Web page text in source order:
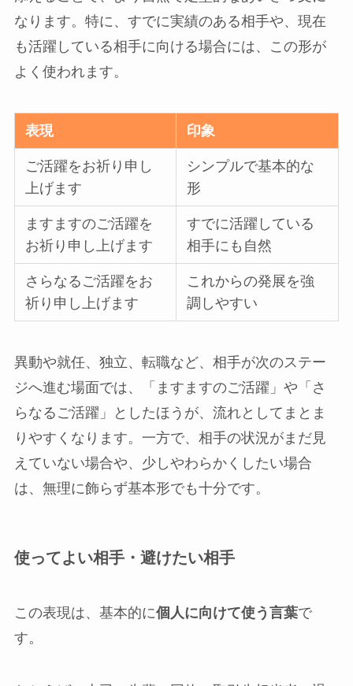
なります。特に、すでに実績のある相手や、現在
も活躍している相手に向ける場合には、この形が
よく使われます。
表現 印象
ご活躍をお祈り申し
上げます
シンプルで基本的な
形
ますますのご活躍を
お祈り申し上げます
すでに活躍している
相手にも自然
さらなるご活躍をお
祈り申し上げます
これからの発展を強
調しやすい
異動や就任、独立、転職など、相手が次のステー
ジへ進む場面では、「ますますのご活躍」や「さ
らなるご活躍」としたほうが、流れとしてまとま
りやすくなります。一方で、相手の状況がまだ見
えていない場合や、少しやわらかくしたい場合
は、無理に飾らず基本形でも十分です。
使ってよい相手・避けたい相手
この表現は、基本的に個人に向けて使う言葉で
す。